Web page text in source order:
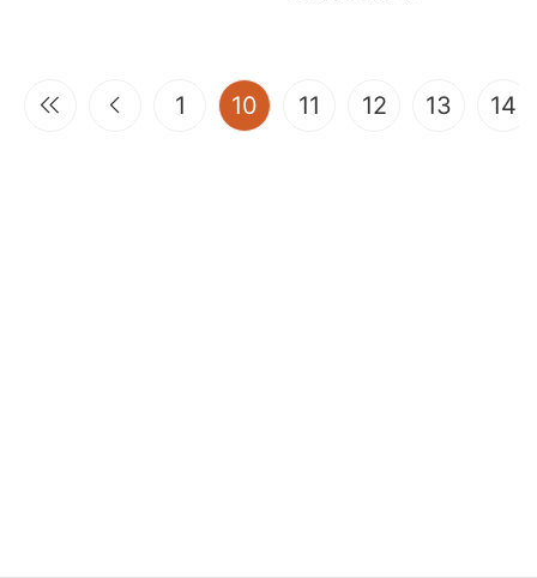
1 10 (current)
11 12 13 14